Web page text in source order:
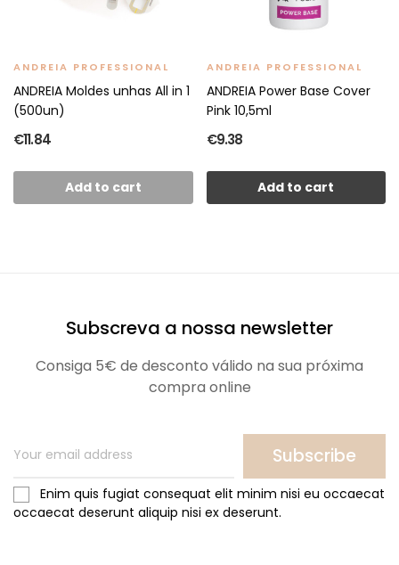
ANDREIA PROFESSIONAL
ANDREIA Moldes unhas All in 1
(500un)
€11.84
Add to cart
ANDREIA PROFESSIONAL
ANDREIA Power Base Cover
Pink 10,5ml
€9.38
Add to cart
Subscreva a nossa newsletter
Consiga 5€ de desconto válido na sua próxima
compra online
Subscribe
Enim quis fugiat consequat elit minim nisi eu occaecat
occaecat deserunt aliquip nisi ex deserunt.